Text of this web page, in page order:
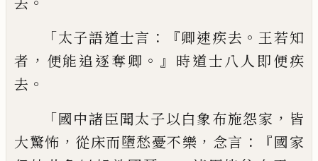
「太子語道士言 ：『卿速疾去 。 王若知
者 ， 便能追逐奪卿 。』 時道士八人 即便疾
去 。
「國中諸臣聞太子以白象布施怨家 ， 皆
大驚怖 ， 從床而墮愁憂不樂 ， 念言 ：『國家